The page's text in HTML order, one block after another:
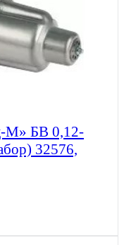
М» БВ 0,12-
32576,